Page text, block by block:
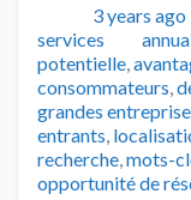
Publié3 years ago
services
Tags
potentielle,
consommateurs,
grandes
entrants,
recherche,mots-
opportunité de